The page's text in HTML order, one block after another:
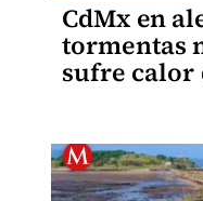
CdMx en
tormentas
sufre calor